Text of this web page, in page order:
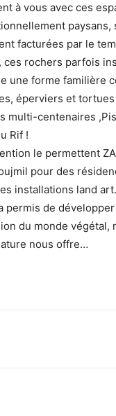
à vous avec ces
facturées par le
rochers parfois
une forme familière
éperviers et
multi-centenaires
Rif !
le permettent
pour des
installations land art.
permis de
du monde
nous offre…